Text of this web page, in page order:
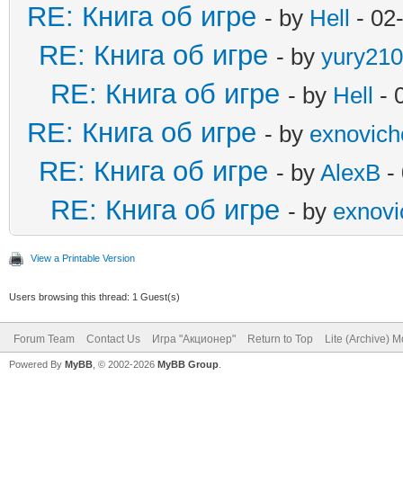
RE: Книга об игре - by Hell -
RE: Книга об игре - by
RE: Книга об игре - by Hell -
RE: Книга об игре - by
RE: Книга об игре - by AlexB -
RE: Книга об игре - by
View a Printable Version
Users browsing this thread: 1 Guest(s)
Forum Team Contact Us Игра "Акционер" Return to Top Lite (Archive)
Powered By MyBB , © 2002-2026 MyBB Group